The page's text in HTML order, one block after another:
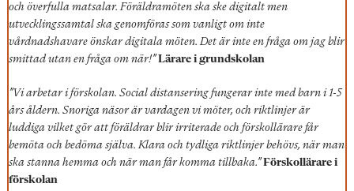
och överfulla matsalar. Föräldramöten ska ske digitalt men
utvecklingssamtal ska genomföras som vanligt om inte
vårdnadshavare önskar digitala möten. Det är inte en fråga om jag blir
smittad utan en fråga om när!” Lärare i grundskolan
”Vi arbetar i förskolan. Social distansering fungerar inte med barn i 1-5
års åldern. Snoriga näsor är vardagen vi möter, och riktlinjer är
luddiga vilket gör att föräldrar blir irriterade och förskollärare får
bemöta och bedöma själva. Klara och tydliga riktlinjer behövs, när man
ska stanna hemma och när man får komma tillbaka.” Förskollärare i
förskolan